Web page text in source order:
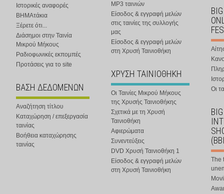
Ιστορικές αναφορές
ΒΗΜΑτάκια
Ξέρετε ότι...
Διάσημοι στην Ταινία
Μικρού Μήκους
Ραδιοφωνικές εκπομπές
Προτάσεις για το site
ΒΑΣΗ ΔΕΔΟΜΕΝΩΝ
Αναζήτηση τίτλου
Καταχώρηση / επεξεργασία
ταινίας
Βοήθεια καταχώρησης
ταινίας
MP3 ταινιών
Είσοδος & εγγραφή μελών
στις ταινίες της συλλογής
μας
Είσοδος & εγγραφή μελών
στη Χρυσή Ταινιοθήκη
ΧΡΥΣΗ ΤΑΙΝΙΟΘΗΚΗ
Οι Ταινίες Μικρού Μήκους
της Χρυσής Ταινιοθήκης
Σχετικά με τη Χρυσή
Ταινιοθήκη
Αφιερώματα
Συνεντεύξεις
DVD Χρυσή Ταινιοθήκη 1
Είσοδος & εγγραφή μελών
στη Χρυσή Ταινιοθήκη
Οι
The